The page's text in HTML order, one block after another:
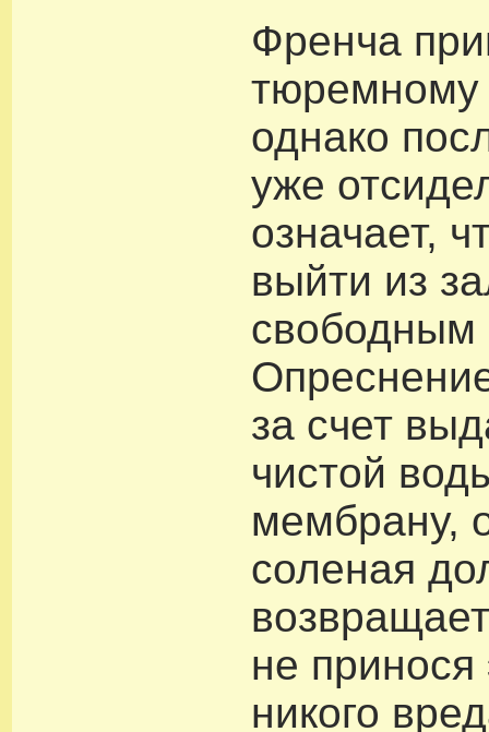
Френча
тюремному
однако
уже
означает,
выйти из
свободным
за счет
чистой
мембрану,
соленая
не принося
никого